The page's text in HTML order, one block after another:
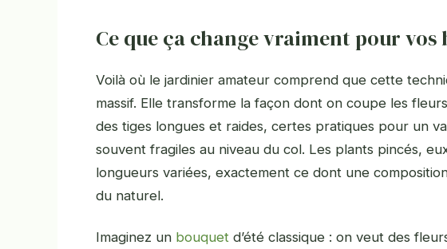
Ce que ça change vraiment pour vos
Voilà où le jardinier amateur comprend que cette
massif. Elle transforme la façon dont on coupe les
des tiges longues et raides, certes pratiques pour un
souvent fragiles au niveau du col. Les plants pincés,
longueurs variées, exactement ce dont une
du naturel.
Imaginez un bouquet d’été classique : on veut des